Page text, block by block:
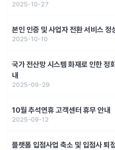
2025-10-27
본인 인증 및 사업자 전환 서비스 정
2025-10-10
국가 전산망 시스템 화재로 인한 정
내
2025-09-29
10월 추석연휴 고객센터 휴무 안내
2025-09-12
플랫폼 입점사업 축소 및 입점사 퇴